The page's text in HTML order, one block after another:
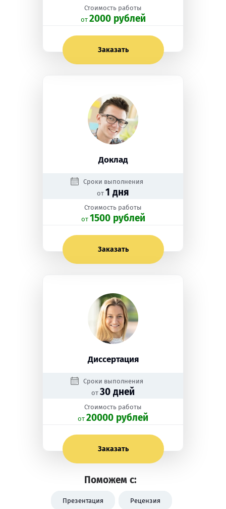
Стоимость работы
oт 2000 рублей
Заказать
Доклад
Сроки выполнения
от 1 дня
Стоимость работы
oт 1500 рублей
Заказать
Диссертация
Сроки выполнения
от 30 дней
Стоимость работы
oт 20000 рублей
Заказать
Поможем с:
Презентация Рецензия